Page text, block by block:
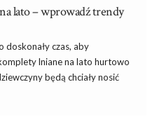
lato – wprowadź trendy
doskonały czas, aby
lniane na lato hurtowo
będą chciały nosić